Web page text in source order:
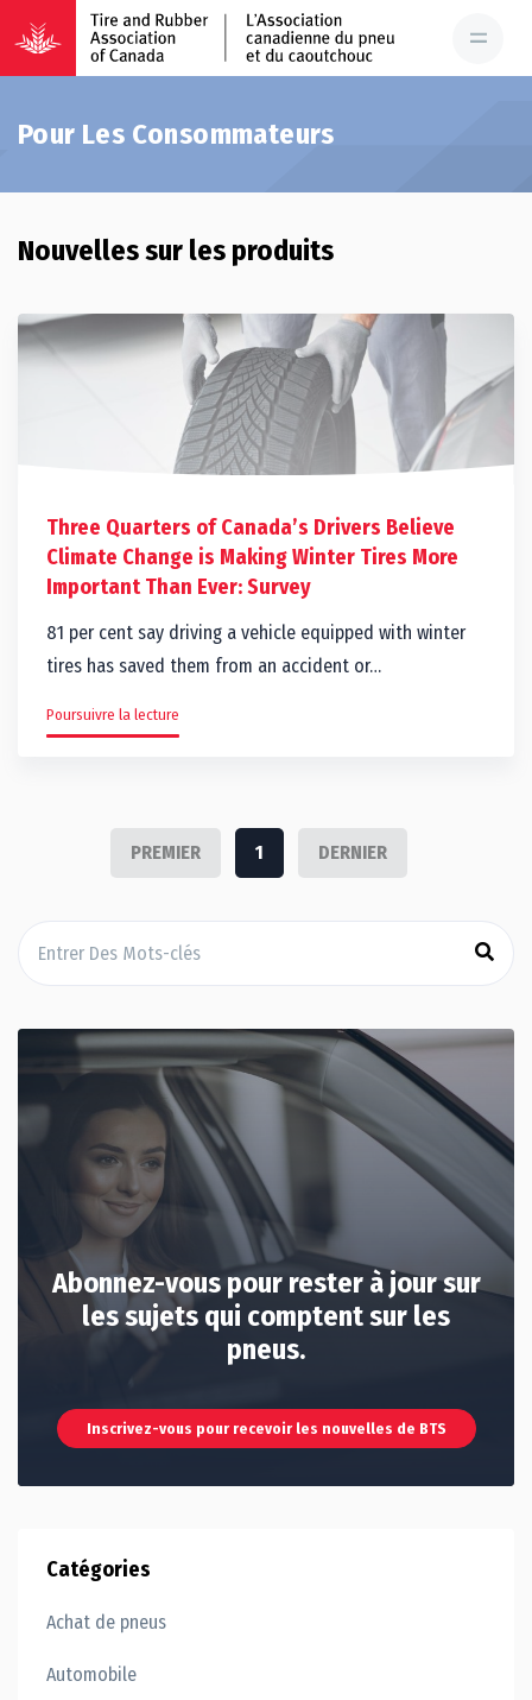
Pour Les Consommateurs
Nouvelles sur les produits
Three Quarters of Canada’s Drivers Believe
Climate Change is Making Winter Tires More
Important Than Ever: Survey
81 per cent say driving a vehicle equipped with winter
tires has saved them from an accident or…
Poursuivre la lecture
PREMIER 1 DERNIER
Abonnez-vous pour rester à jour sur
les sujets qui comptent sur les
pneus.
Inscrivez-vous pour recevoir les nouvelles de BTS
Catégories
Achat de pneus
Automobile